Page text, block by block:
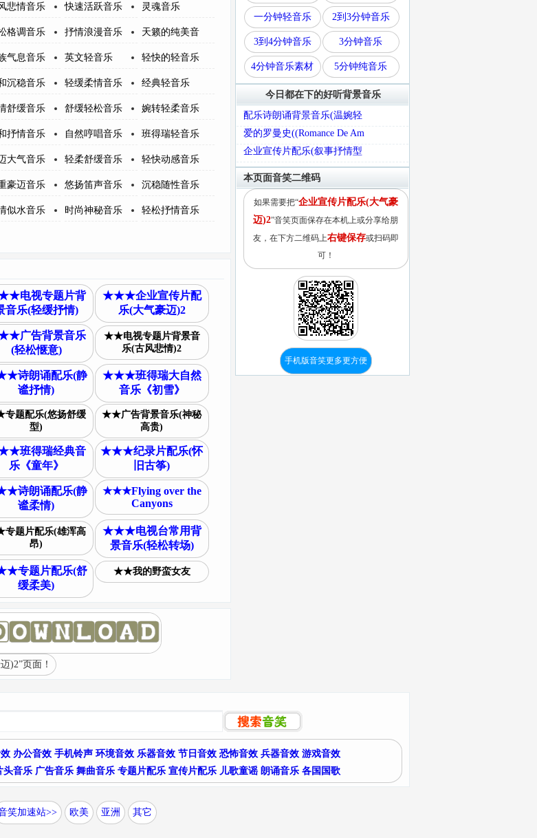
悲情音乐 快速活跃音乐 灵魂音乐
格调音乐 抒情浪漫音乐 天籁的纯美音
气息音乐 英文轻音乐 轻快的轻音乐
沉稳音乐 轻缓柔情音乐 经典轻音乐
舒缓音乐 舒缓轻松音乐 婉转轻柔音乐
抒情音乐 自然哼唱音乐 班得瑞轻音乐
大气音乐 轻柔舒缓音乐 轻快动感音乐
豪迈音乐 悠扬笛声音乐 沉稳随性音乐
似水音乐 时尚神秘音乐 轻松抒情音乐
电视专题片背
音乐(轻缓抒情)
★★★企业宣传片配
乐(大气豪迈)2
广告背景音乐
(轻松惬意)
★★电视专题片背景音
乐(古风悲情)2
诗朗诵配乐(静
谧抒情)
★★★班得瑞大自然
音乐《初雪》
题配乐(悠扬舒缓
型)
★★广告背景音乐(神秘
高贵)
班得瑞经典音
乐《童年》
★★★纪录片配乐(怀
旧古筝)
诗朗诵配乐(静
谧柔情)
★★★Flying over the
Canyons
题片配乐(雄浑高
昂)
★★★电视台常用背
景音乐(轻松转场)
专题片配乐(舒
缓柔美)
★★我的野蛮女友
)2”页面！
一分钟轻音乐 2到3分钟音乐
3到4分钟音乐 3分钟音乐
4分钟音乐素材 5分钟纯音乐
今日都在下的好听背景音乐
配乐诗朗诵背景音乐(温婉轻
爱的罗曼史((Romance De Am
企业宣传片配乐(叙事抒情型
本页面音笑二维码
如果需要把“企业宣传片配乐(大气豪
迈)2”音笑页面保存在本机上或分享给朋
友，在下方二维码上右键保存或扫码即
可！
手机版音笑更多更方便
办公音效 手机铃声 环境音效 乐器音效 节日音效 恐怖音效 兵器音效 游戏音效
头音乐 广告音乐 舞曲音乐 专题片配乐 宣传片配乐 儿歌童谣 朗诵音乐 各国国歌
笑加速站>> 欧美 亚洲 其它